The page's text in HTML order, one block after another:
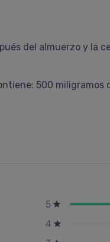
del almuerzo y la
500 miligramos
5
4